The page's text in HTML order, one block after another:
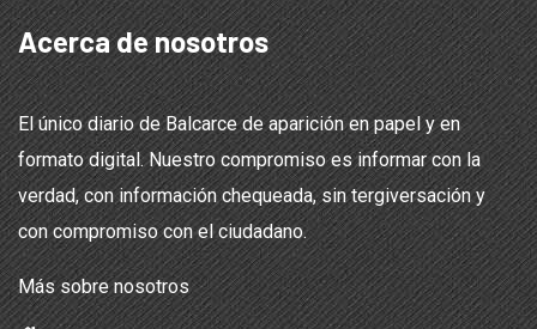
Acerca de nosotros
El único diario de Balcarce de aparición en papel y en
formato digital. Nuestro compromiso es informar con la
verdad, con información chequeada, sin tergiversación y
con compromiso con el ciudadano.
Más sobre nosotros